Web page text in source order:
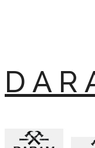
D A R